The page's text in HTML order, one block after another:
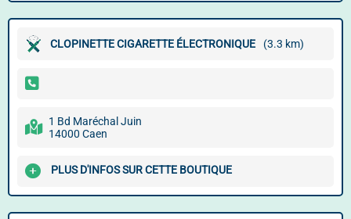
CLOPINETTE CIGARETTE ÉLECTRONIQUE (3.3 km)
1 Bd Maréchal Juin
14000 Caen
PLUS D'INFOS SUR CETTE BOUTIQUE